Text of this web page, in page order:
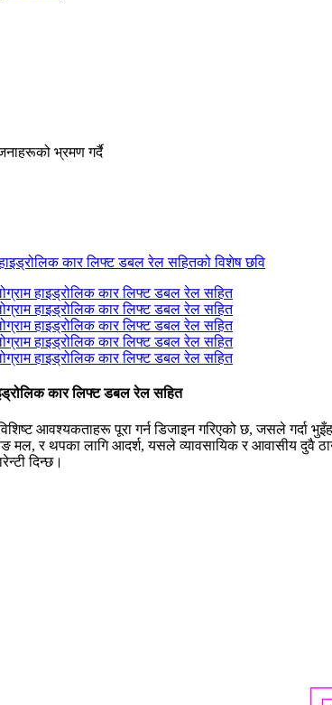
कार लिफ्ट डबल रेल सहित
आवश्यकताहरू पूरा गर्न डिजाइन गरिएको छ, जसले गर्दा
मल, र थपका लागि आदर्श, यसले व्यावसायिक र आवासीय दुवै
दिन्छ।